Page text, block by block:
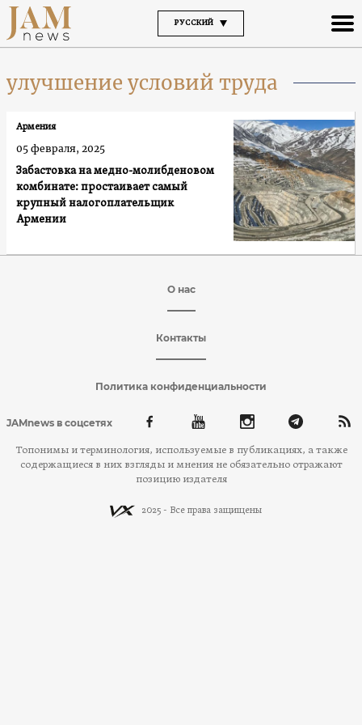
РУССКИЙ
улучшение условий труда
Забастовка на медно-молибденовом
комбинате: простаивает самый
крупный налогоплательщик
Армении
Армения
05 февраля, 2025
О нас
Контакты
Политика конфиденциальности
JAMnews в соцсетях
Топонимы и терминология, используемые в публикациях, а также
содержащиеся в них взгляды и мнения не обязательно отражают
позицию издателя
2025 - Все права защищены